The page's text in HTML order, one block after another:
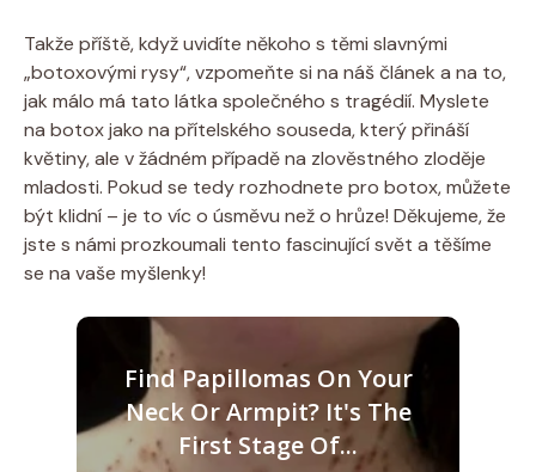
Takže příště, když uvidíte někoho s těmi slavnými
„botoxovými rysy“, vzpomeňte si na náš článek a na to,
jak málo má tato látka společného s tragédií. Myslete
na botox jako na přítelského souseda, který přináší
květiny, ale v žádném případě na zlověstného zloděje
mladosti. Pokud se tedy rozhodnete pro botox, můžete
být klidní – je to víc o úsměvu než o hrůze! Děkujeme, že
jste s námi prozkoumali tento fascinující svět a těšíme
se na vaše myšlenky!
Find Papillomas On Your
Neck Or Armpit? It's The
First Stage Of...